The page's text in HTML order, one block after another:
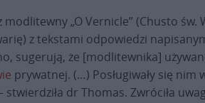
„O Vernicle” (Chusto św.
z tekstami odpowiedzi
sugerują, że [modlitewnika]
prywatnej. (…) Posługiwały się
dr Thomas. Zwróciła